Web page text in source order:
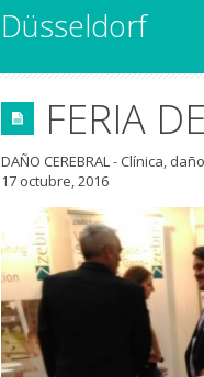
Düsseldorf
FERIA
DAÑO CEREBRAL- Clínica,
17 octubre, 2016